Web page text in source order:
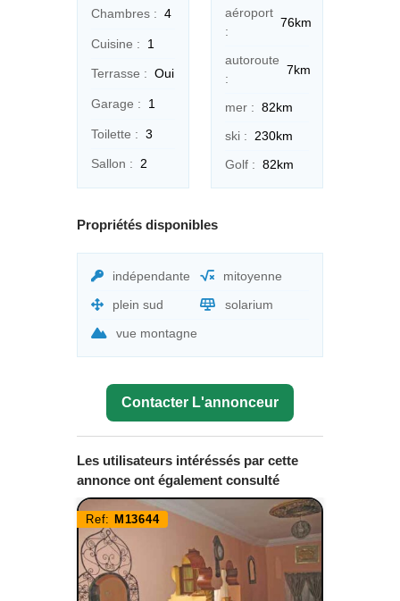
Chambres : 4
Cuisine : 1
Terrasse : Oui
Garage : 1
Toilette : 3
Sallon : 2
aéroport
:
76km
autoroute
:
7km
mer : 82km
ski :
230km
Golf : 82km
Propriétés disponibles
indépendante
mitoyenne
plein sud
solarium
vue montagne
Contacter L'annonceur
Les utilisateurs intéréssés par cette
annonce ont également consulté
Ref: M13644